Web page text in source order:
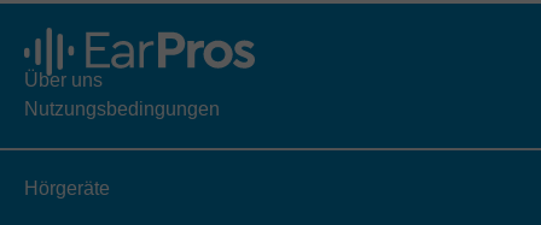
Über uns
Nutzungsbedingungen
Hörgeräte